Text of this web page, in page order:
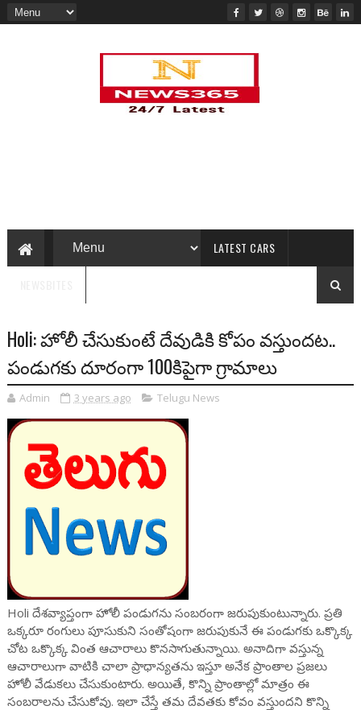
LATEST CARS
Holi: హోలీ చేసుకుంటే దేవుడికి కోపం వస్తుందట..
పండుగకు దూరంగా 100కిపైగా గ్రామాలు
Admin 3 years ago Telugu News
Holi దేశవ్యాప్తంగా హోలీ పండుగను సంబరంగా జరుపుకుంటున్నారు. ప్రతి
ఒక్కరూ రంగులు పూసుకుని సంతోషంగా జరుపుకునే ఈ పండుగకు ఒక్కొక్క
చోట ఒక్కొక్క వింత ఆచారాలు కొనసాగుతున్నాయి. అనాదిగా వస్తున్న
ఆచారాలుగా వాటికి చాలా ప్రాధాన్యతను ఇస్తూ అనేక ప్రాంతాల ప్రజలు
హోలీ వేడుకలు చేసుకుంటారు. అయితే, కొన్ని ప్రాంతాల్లో మాత్రం ఈ
సంబరాలను చేసుకోవు. ఇలా చేస్తే తమ దేవతకు కోవం వస్తుందని కొన్ని